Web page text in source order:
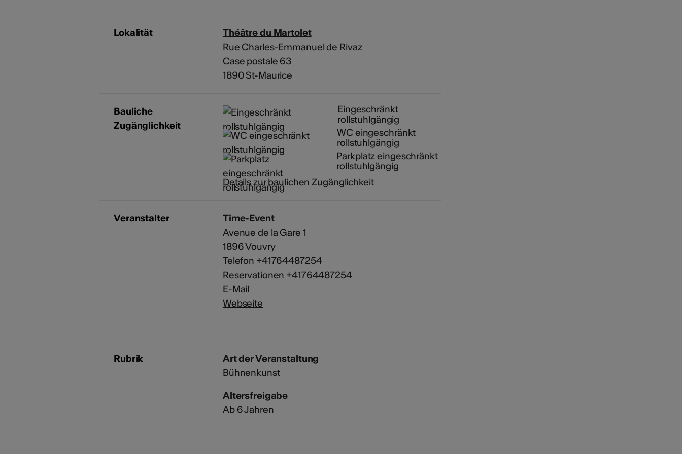
Lokalität
Théâtre du Martolet
Rue Charles-Emmanuel de Rivaz
Case postale 63
1890 St-Maurice
Bauliche
Zugänglichkeit
Eingeschränkt
rollstuhlgängig
WC eingeschränkt
rollstuhlgängig
Parkplatz eingeschränkt
rollstuhlgängig
Details zur baulichen Zugänglichkeit
Veranstalter
Time-Event
Avenue de la Gare 1
1896 Vouvry
Telefon +41764487254
Reservationen +41764487254
E-Mail
Webseite
Rubrik
Art der Veranstaltung
Bühnenkunst
Altersfreigabe
Ab 6 Jahren